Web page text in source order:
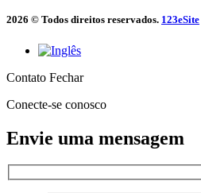
2026 © Todos direitos reservados. 123eSite
Contato Fechar
Conecte-se conosco
Envie uma mensagem